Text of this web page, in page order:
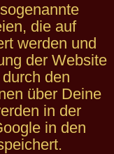
die auf
werden und
der Website
den
über Deine
in der
in den